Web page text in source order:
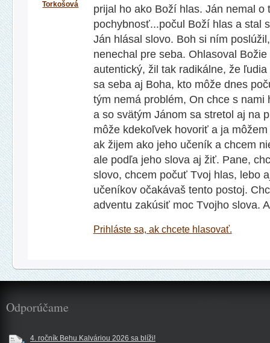
Torkošová
prijal ho ako Boží hlas. Ján nemal o
pochybnosť...počul Boží hlas a stal
Ján hlásal slovo. Boh si ním
nenechal pre seba. Ohlasoval
autentický, žil tak radikálne, že
sa seba aj Boha, kto môže dnes
tým nemá problém, On chce s nami
a so svätým Jánom sa stretol aj na
môže kdekoľvek hovoriť a ja
ak žijem ako jeho učeník a chcem
ale podľa jeho slova aj žiť. Pane,
slovo, chcem počuť Tvoj hlas, lebo
učeníkov očakávaš tento postoj.
adventu zakúsiť moc Tvojho slova.
Prihláste sa, ak chcete hlasovať.
Odporúčame
4. ročník Behu Kalváriou 2026 sa blíži!